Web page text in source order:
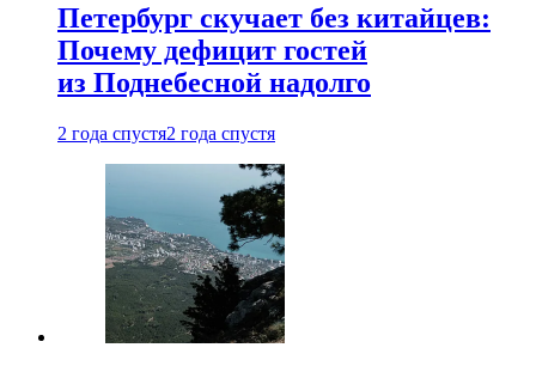
Петербург скучает без китайцев:
Почему дефицит гостей
из Поднебесной надолго
2 года спустя2 года спустя